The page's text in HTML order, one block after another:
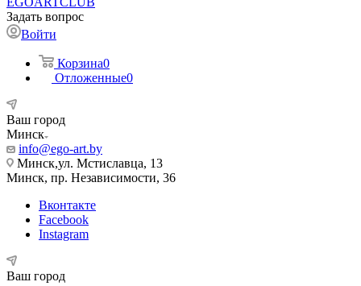
Задать вопрос
Войти
Корзина0
Отложенные0
Ваш город
Минск
info@ego-art.by
Минск,ул. Мстиславца, 13
Минск, пр. Независимости, 36
Вконтакте
Facebook
Instagram
Ваш город